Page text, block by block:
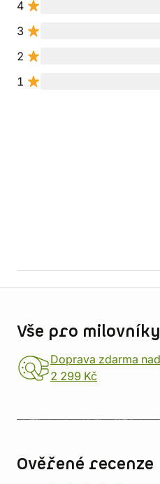
4
3
2
1
Vše pro
Doprava zdarma nad
2 299 Kč
Ověřené recenze